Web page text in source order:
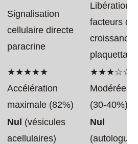
Signalisation
cellulaire directe
paracrine
Libération
facteurs de
croissance
★★★★★
Accélération
maximale (82%)
★★★☆☆
Modérée
(30-40%)
Nul (vésicules
acellulaires)
Nul
(autologue)